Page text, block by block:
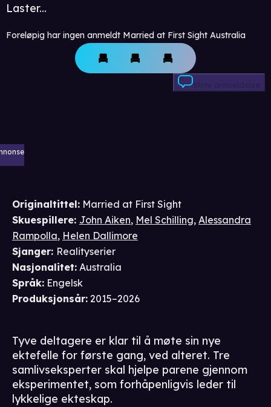
Laster...
Foreløpig har ingen anmeldt Married at First Sight Australia
Skriv anmeldelse
Originaltittel: Married at First Sight
Skuespillere: John Aiken, Mel Schilling, Alessandra
Rampolla, Helen Dallimore
Sjanger: Realityserier
Nasjonalitet: Australia
Språk: Engelsk
Produksjonsår: 2015–2026
Tyve deltagere er klar til å møte sin nye
ektefelle for første gang, ved alteret. Tre
samlivseksperter skal hjelpe parene gjennom
eksperimentet, som forhåpenligvis leder til
lykkelige ekteskap.